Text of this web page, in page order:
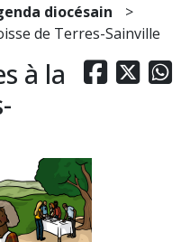
diocésain
de Terres-Sainville
  
à la